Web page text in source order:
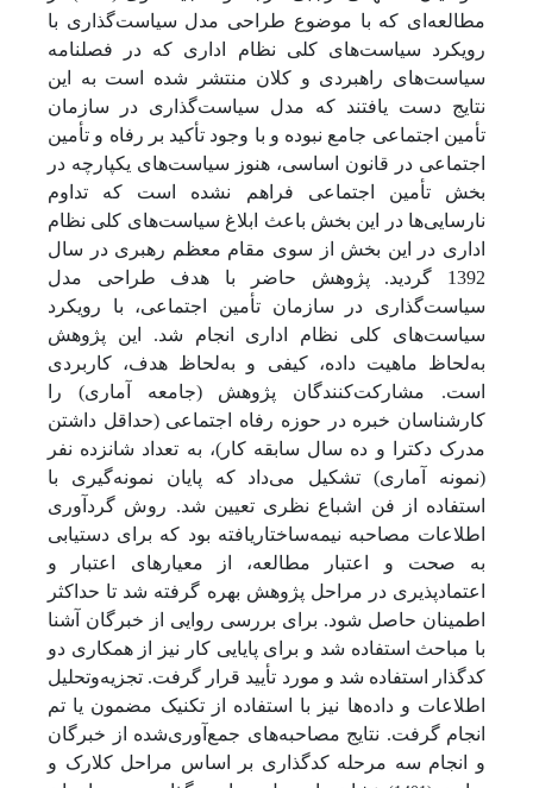
مطالعه‌ای که با موضوع طراحی مدل سیاست‌گذاری با
رویکرد سیاست‌های کلی نظام اداری که در فصلنامه
سیاست‌های راهبردی و کلان منتشر شده است به این
نتایج دست یافتند که مدل سیاست‌گذاری در سازمان
تأمین اجتماعی جامع نبوده و با وجود تأکید بر رفاه و تأمین
اجتماعی در قانون اساسی، هنوز سیاست‌های یکپارچه در
بخش تأمین اجتماعی فراهم نشده است که تداوم
نارسایی‌ها در این بخش باعث ابلاغ سیاست‌های کلی نظام
اداری در این بخش از سوی مقام معظم رهبری در سال
1392 گردید. پژوهش حاضر با هدف طراحی مدل
سیاست‌گذاری در سازمان تأمین اجتماعی، با رویکرد
سیاست‌های کلی نظام اداری انجام شد. این پژوهش
به‌لحاظ ماهیت داده، کیفی و به‌لحاظ هدف، کاربردی
است. مشارکت‌کنندگان پژوهش (جامعه آماری) را
کارشناسان خبره در حوزه رفاه اجتماعی (حداقل داشتن
مدرک دکترا و ده سال سابقه کار)، به تعداد شانزده نفر
(نمونه آماری) تشکیل می‌داد که پایان نمونه‌گیری با
استفاده از فن اشباع نظری تعیین شد. روش گردآوری
اطلاعات مصاحبه نیمه‌ساختاریافته بود که برای دستیابی
به صحت و اعتبار مطالعه، از معیارهای اعتبار و
اعتمادپذیری در مراحل پژوهش بهره گرفته شد تا حداکثر
اطمینان حاصل شود. برای بررسی روایی از خبرگان آشنا
با مباحث استفاده شد و برای پایایی کار نیز از همکاری دو
کدگذار استفاده شد و مورد تأیید قرار گرفت. تجزیه‌وتحلیل
اطلاعات و داده‌ها نیز با استفاده از تکنیک مضمون یا تم
انجام گرفت. نتایج مصاحبه‌های جمع‌آوری‌شده از خبرگان
و انجام سه مرحله کدگذاری بر اساس مراحل کلارک و